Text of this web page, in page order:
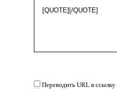
Переводить URL в ссылку